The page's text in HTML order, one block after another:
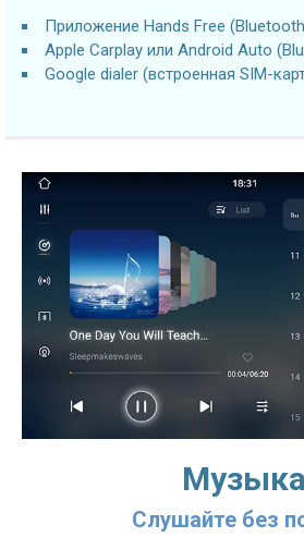
Приложение Hands Free
Apple Carplay или Android Auto
Google dialer (встроенная SIM-
Музыка
Слушайте без